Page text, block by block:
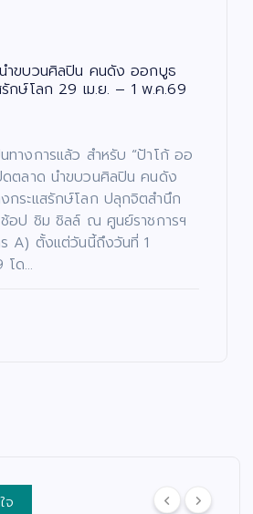
ำขบวนศิลปิน คนดัง ออกบูธ
รักษ์โลก 29 เม.ย. – 1 พ.ค.69
ทางการแล้ว สำหรับ “ป้าโก้ ออ
ดตลาด นำขบวนศิลปิน คนดัง
กระแสรักษ์โลก ปลุกจิตสำนึก
อป ชิม ชิลล์ ณ ศูนย์ราชการฯ
A) ตั้งแต่วันนี้ถึงวันที่ 1
โด…
จ